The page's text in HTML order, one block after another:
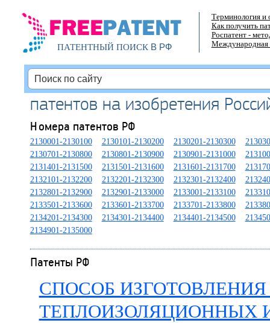
ПАТЕНТНЫЙ ПОИСКВ РФ
Терминология и
Как получить
Роспатент -
Международная
патентов на изобретения
Номера патентов РФ
2130001-2130100 2130101-2130200 2130201-2130300
2130701-2130800
2130801-2130900 2130901-2131000
2131401-2131500
2131501-2131600 2131601-2131700
2132101-2132200
2132201-2132300 2132301-2132400
2132801-2132900
2132901-2133000 2133001-2133100
2133501-2133600
2133601-2133700 2133701-2133800
2134201-2134300
2134301-2134400 2134401-2134500
2134901-2135000
Патенты РФ
СПОСОБ
ТЕПЛОИЗОЛЯЦИОННЫХ